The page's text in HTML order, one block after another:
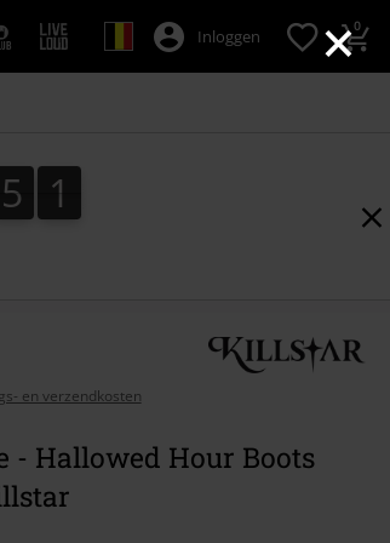
×
Inloggen 0
5
5 9
0
9
1
0
en verzendkosten
- Hallowed Hour Boots